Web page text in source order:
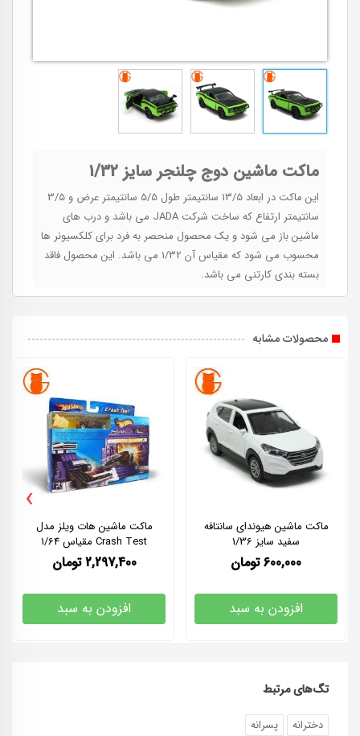
ماکت ماشین دوج چلنجر سایز 1/32
این ماکت در ابعاد 13/5 سانتیمتر طول 5/5 سانتیمتر عرض و 3/5
سانتیمتر ارتفاع که ساخت شرکت JADA می باشد و درب های
ماشین باز می شود و یک محصول منحصر به فرد برای کلکسیونر ها
محسوب می شود که مقیاس آن 1/32 می باشد. این محصول فاقد
بسته بندی کارتنی می باشد.
محصولات مشابه
ماکت ماشین هیوندای سانتافه
سفید سایز 1/36
600,000 تومان
افزودن به سبد
ماکت ماشین هات ویلز مدل
Crash Test مقیاس 1/64
2,297,400 تومان
افزودن به سبد
›
تگ‌های مرتبط
دخترانه پسرانه